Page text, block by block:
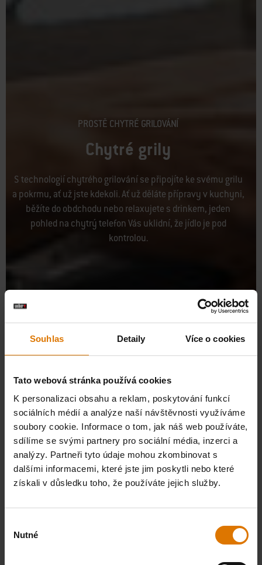
Souhlas Detaily Více o cookies
Tato webová stránka používá cookies
K personalizaci obsahu a reklam, poskytování funkcí
sociálních médií a analýze naší návštěvnosti využíváme
soubory cookie. Informace o tom, jak náš web používáte,
sdílíme se svými partnery pro sociální média, inzerci a
analýzy. Partneři tyto údaje mohou zkombinovat s
dalšími informacemi, které jste jim poskytli nebo které
získali v důsledku toho, že používáte jejich služby.
souhlasu
Nutné
PROSTĚ CHYTRÉ GRILOVÁNÍ
Chytré grily
S technologií chytrého grilování se připojíte ke svému grilu
a pokrmu, ať už jste kdekoli. Ať už děláte přípravy v kuchyni,
běžíte do obdchodu nebo relaxujete s drinkem, jeden
pohled na chytrý telefon Vás uklidní, že jídlo je pod
kontrolou.